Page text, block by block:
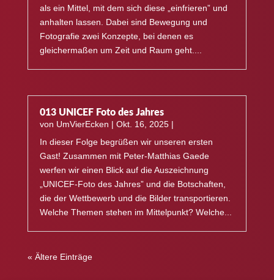
als ein Mittel, mit dem sich diese „einfrieren” und
anhalten lassen. Dabei sind Bewegung und
Fotografie zwei Konzepte, bei denen es
gleichermaßen um Zeit und Raum geht....
013 UNICEF Foto des Jahres
von UmVierEcken | Okt. 16, 2025|
In dieser Folge begrüßen wir unseren ersten
Gast! Zusammen mit Peter-Matthias Gaede
werfen wir einen Blick auf die Auszeichnung
„UNICEF-Foto des Jahres” und die Botschaften,
die der Wettbewerb und die Bilder transportieren.
Welche Themen stehen im Mittelpunkt? Welche...
« Ältere Einträge